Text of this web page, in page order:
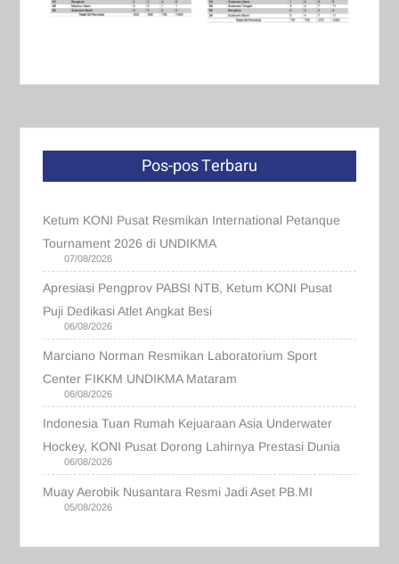
Pos-pos Terbaru
Ketum KONI Pusat Resmikan International Petanque
Tournament 2026 di UNDIKMA
07/08/2026
Apresiasi Pengprov PABSI NTB, Ketum KONI Pusat
Puji Dedikasi Atlet Angkat Besi
06/08/2026
Marciano Norman Resmikan Laboratorium Sport
Center FIKKM UNDIKMA Mataram
06/08/2026
Indonesia Tuan Rumah Kejuaraan Asia Underwater
Hockey, KONI Pusat Dorong Lahirnya Prestasi Dunia
06/08/2026
Muay Aerobik Nusantara Resmi Jadi Aset PB.MI
05/08/2026